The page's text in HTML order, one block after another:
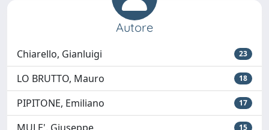
Autore
Chiarello, Gianluigi 23
LO BRUTTO, Mauro 18
PIPITONE, Emiliano 17
15